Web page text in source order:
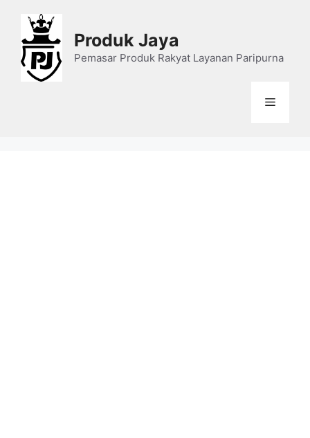
content
Produk Jaya
Pemasar Produk Rakyat Layanan Paripurna
Menu